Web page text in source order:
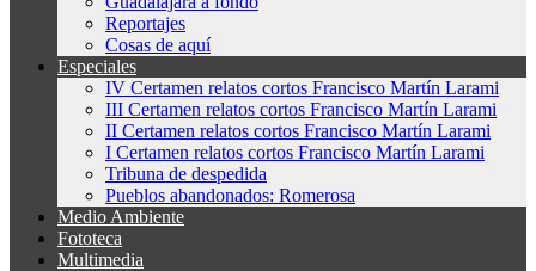
Reportajes
Cosas de aquí
Especiales
IV Certamen relatos cortos Francisco Martín Larami
III Certamen relatos cortos Francisco Martín Larami
II Certamen relatos cortos Francisco Martín Larami
I Certamen relatos cortos Francisco Martín Larami
Tribuna de despedida
Pueblos abandonados: Romerosa
Medio Ambiente
Fototeca
Multimedia